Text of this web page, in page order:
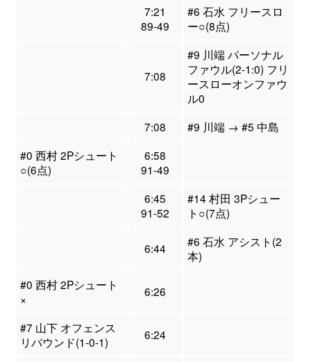
7:21
89-49
#6 石水 フリースロ
ー○(8点)
7:08
#9 川端 パーソナル
ファウル(2-1:0) フリ
ースローオンファウ
ル0
7:08
#9 川端 → #5 中島
#0 西村 2Pシュート
○(6点)
6:58
91-49
6:45
91-52
#14 村田 3Pシュー
ト○(7点)
6:44
#6 石水 アシスト(2
本)
#0 西村 2Pシュート
×
6:26
#7 山下 オフェンス
リバウンド(1-0-1)
6:24